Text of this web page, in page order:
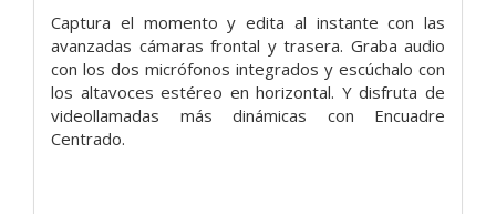
Captura el momento y edita al instante con las
avanzadas cámaras frontal y trasera. Graba audio
con los dos micrófonos integrados y escúchalo con
los altavoces estéreo en horizontal. Y disfruta de
videollamadas más dinámicas con Encuadre
Centrado.